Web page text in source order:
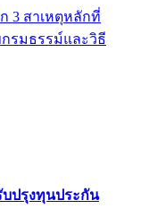
ก 3 สาเหตุหลักที่
กรมธรรม์และวิธี
บปรุงทุนประกัน